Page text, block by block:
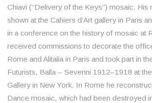
Chiavi (“Delivery of the Keys”) mosaic. His
shown at the Cahiers d’Art gallery in Paris
in a conference on the history of mosaic at
received commissions to decorate the
Rome and Alitalia in Paris and took part in
Futurists, Balla – Severini 1912–1918 at
Gallery in New York. In Rome he
Dance mosaic, which had been destroyed